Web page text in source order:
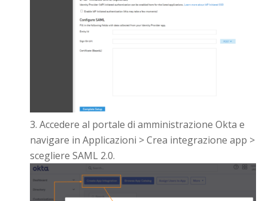
Accedere al portale di amministrazione Okta e
navigare in Applicazioni > Crea integrazione app >
scegliere SAML 2.0.